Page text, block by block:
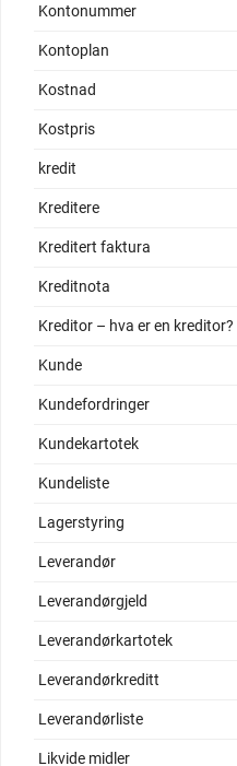
Kontonummer
Kontoplan
Kostnad
Kostpris
kredit
Kreditere
Kreditert faktura
Kreditnota
Kreditor – hva er en kreditor?
Kunde
Kundefordringer
Kundekartotek
Kundeliste
Lagerstyring
Leverandør
Leverandørgjeld
Leverandørkartotek
Leverandørkreditt
Leverandørliste
Likvide midler